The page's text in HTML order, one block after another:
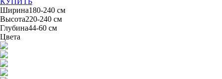
Ширина180-240 см
Высота220-240 см
Глубина44-60 см
Цвета